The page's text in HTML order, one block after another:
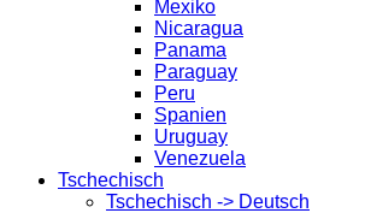
Mexiko
Nicaragua
Panama
Paraguay
Peru
Spanien
Uruguay
Venezuela
Tschechisch
Tschechisch -> Deutsch